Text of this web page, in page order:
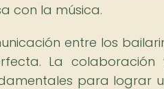
con la música.
entre los
La
para lograr